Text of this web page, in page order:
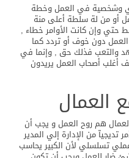
رأي وشخصية في العمل وخطة
أو من لة سلطة أعلى منة
حتي وإن كانت الأوامر خطاء ,
دون خوف أو تردد كما
والتعب فذلك حق , وإنما في
أغلب أصحاب العمل يريدون
العمال
هم روح العمل و يجب أن
تديجيآ من الإدارة إلي المدير
تسلسلي لأن الكبير يحاسب